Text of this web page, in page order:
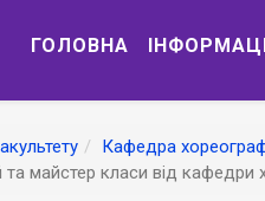
ГОЛОВНА
Кафедра
майстер класи від кафедри